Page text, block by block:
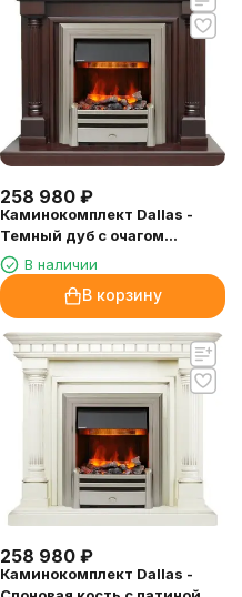
258 980 ₽
Каминокомплект Dallas -
Темный дуб с очагом
Chesford
В наличии
В корзину
258 980 ₽
Каминокомплект Dallas -